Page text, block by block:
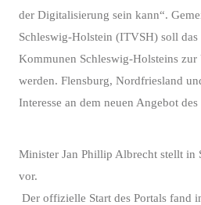
der Digitalisierung sein kann“.
Schleswig-Holstein (ITVSH) soll
Kommunen Schleswig-Holsteins zur
werden. Flensburg, Nordfriesland
Interesse an dem neuen Angebot
Minister Jan Phillip Albrecht stellt in
vor.
Der offizielle Start des Portals fand